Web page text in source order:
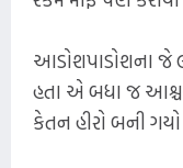
આડોશપાડોશના જે
હતા એ બધા જ
કેતન હીરો બની